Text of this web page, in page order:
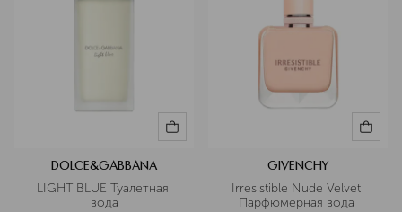
DOLCE&GABBANA
LIGHT BLUE Туалетная
вода
GIVENCHY
Irresistible Nude Velvet